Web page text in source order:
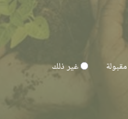
مقبولة غير ذلك